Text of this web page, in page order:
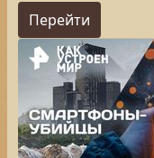
Перейти